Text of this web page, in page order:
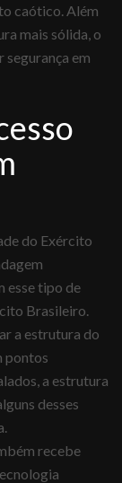
caótico. Além
mais sólida, o
em
do Exército
esse tipo de
Brasileiro.
a estrutura do
pontos
a estrutura
desses
recebe